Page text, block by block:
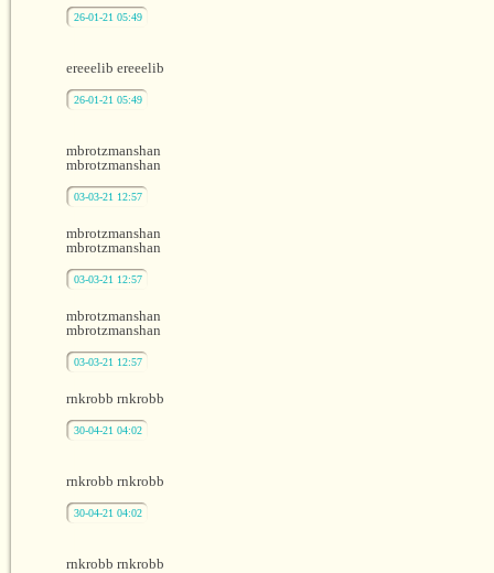
26-01-21 05:49
ereeelib ereeelib
26-01-21 05:49
mbrotzmanshan
mbrotzmanshan
03-03-21 12:57
mbrotzmanshan
mbrotzmanshan
03-03-21 12:57
mbrotzmanshan
mbrotzmanshan
03-03-21 12:57
rnkrobb rnkrobb
30-04-21 04:02
rnkrobb rnkrobb
30-04-21 04:02
rnkrobb rnkrobb